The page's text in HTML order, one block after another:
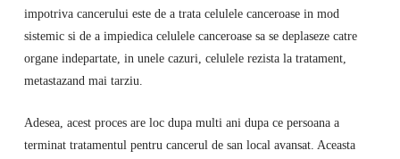
impotriva cancerului este de a trata celulele canceroase in mod
sistemic si de a impiedica celulele canceroase sa se deplaseze catre
organe indepartate, in unele cazuri, celulele rezista la tratament,
metastazand mai tarziu.
Adesea, acest proces are loc dupa multi ani dupa ce persoana a
terminat tratamentul pentru cancerul de san local avansat. Aceasta